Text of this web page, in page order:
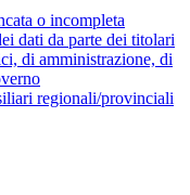
o incompleta
dati da parte dei titolari
di amministrazione, di
regionali/provinciali